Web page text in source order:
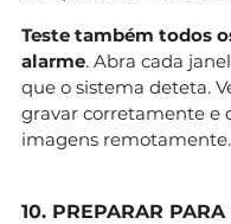
Teste também todos
alarme. Abra cada
que o sistema deteta.
gravar corretamente e
imagens remotamente.
10. PREPARAR